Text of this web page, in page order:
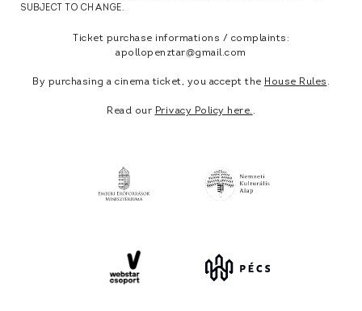
SUBJECT TO CHANGE.
Ticket purchase informations / complaints:
apollopenztar@gmail.com
By purchasing a cinema ticket, you accept the House Rules .
Read our Privacy Policy here. .